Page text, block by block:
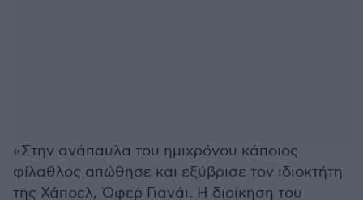
«Στην ανάπαυλα του ημιχρόνου κάποιος
φίλαθλος απώθησε και εξύβρισε τον ιδιοκτήτη
της Χάποελ, Όφερ Γιανάι. Η διοίκηση του